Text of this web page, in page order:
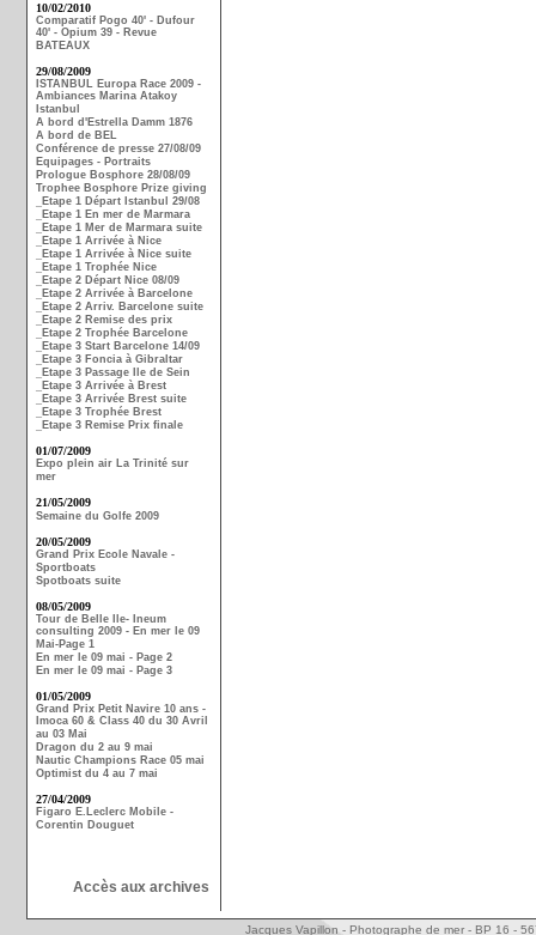
10/02/2010
Comparatif Pogo 40' - Dufour
40' - Opium 39 - Revue
BATEAUX
29/08/2009
ISTANBUL Europa Race 2009 -
Ambiances Marina Atakoy
Istanbul
A bord d'Estrella Damm 1876
A bord de BEL
Conférence de presse 27/08/09
Equipages - Portraits
Prologue Bosphore 28/08/09
Trophee Bosphore Prize giving
_Etape 1 Départ Istanbul 29/08
_Etape 1 En mer de Marmara
_Etape 1 Mer de Marmara suite
_Etape 1 Arrivée à Nice
_Etape 1 Arrivée à Nice suite
_Etape 1 Trophée Nice
_Etape 2 Départ Nice 08/09
_Etape 2 Arrivée à Barcelone
_Etape 2 Arriv. Barcelone suite
_Etape 2 Remise des prix
_Etape 2 Trophée Barcelone
_Etape 3 Start Barcelone 14/09
_Etape 3 Foncia à Gibraltar
_Etape 3 Passage Ile de Sein
_Etape 3 Arrivée à Brest
_Etape 3 Arrivée Brest suite
_Etape 3 Trophée Brest
_Etape 3 Remise Prix finale
01/07/2009
Expo plein air La Trinité sur
mer
21/05/2009
Semaine du Golfe 2009
20/05/2009
Grand Prix Ecole Navale -
Sportboats
Spotboats suite
08/05/2009
Tour de Belle Ile- Ineum
consulting 2009 - En mer le 09
Mai-Page 1
En mer le 09 mai - Page 2
En mer le 09 mai - Page 3
01/05/2009
Grand Prix Petit Navire 10 ans -
Imoca 60 & Class 40 du 30 Avril
au 03 Mai
Dragon du 2 au 9 mai
Nautic Champions Race 05 mai
Optimist du 4 au 7 mai
27/04/2009
Figaro E.Leclerc Mobile -
Corentin Douguet
Accès aux archives
Jacques Vapillon - Photographe de mer - BP 16 -